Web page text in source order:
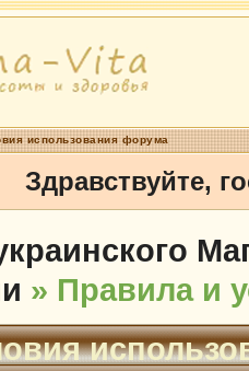
использования форума
Здравствуйте,
» Правила и